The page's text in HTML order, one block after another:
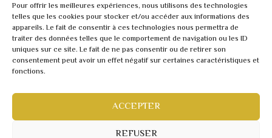
Pour offrir les meilleures expériences, nous utilisons des technologies
telles que les cookies pour stocker et/ou accéder aux informations des
appareils. Le fait de consentir à ces technologies nous permettra de
traiter des données telles que le comportement de navigation ou les ID
uniques sur ce site. Le fait de ne pas consentir ou de retirer son
consentement peut avoir un effet négatif sur certaines caractéristiques et
fonctions.
ACCEPTER
REFUSER
A propos / Contact
Demande tarif pro / vidéo
Politique de confidentialité
©2022 RARITY
Back
to
Top